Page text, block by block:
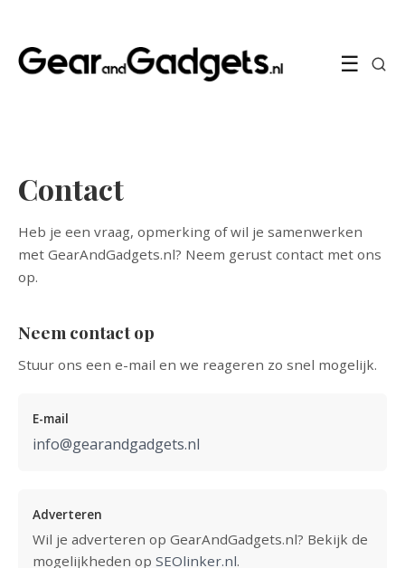
☰
Contact
Heb je een vraag, opmerking of wil je samenwerken
met GearAndGadgets.nl? Neem gerust contact met ons
op.
Neem contact op
Stuur ons een e-mail en we reageren zo snel mogelijk.
E-mail
info@gearandgadgets.nl
Adverteren
Wil je adverteren op GearAndGadgets.nl? Bekijk de
mogelijkheden op SEOlinker.nl.